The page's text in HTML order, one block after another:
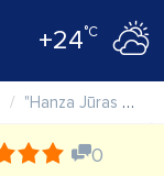
+24°C
"Hanza Jūras menedžments" SIA
0